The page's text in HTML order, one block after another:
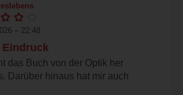
– 22:48
Eindruck
das Buch von der Optik her
Darüber hinaus hat mir auch